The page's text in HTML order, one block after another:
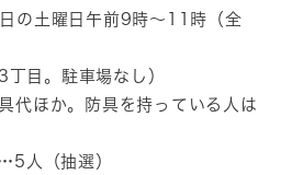
土曜日午前9時～11時（全
目。駐車場なし）
ほか。防具を持っている人は
5人（抽選）